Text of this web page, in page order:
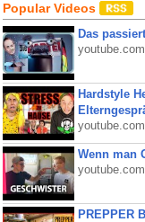
Popular Videos
Das
youtube.com
Hardstyle
youtube.com
Wenn man
youtube.com
PREPPER